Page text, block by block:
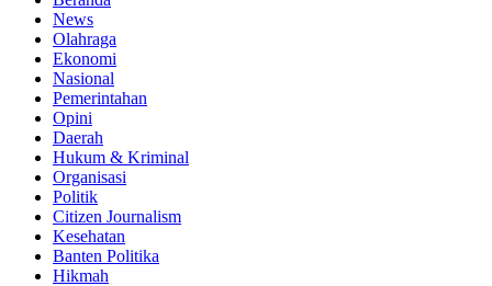
News
Olahraga
Ekonomi
Nasional
Pemerintahan
Opini
Daerah
Hukum & Kriminal
Organisasi
Politik
Citizen Journalism
Kesehatan
Banten Politika
Hikmah